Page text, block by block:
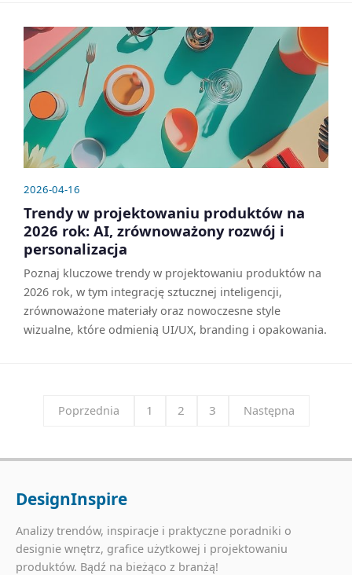
2026-04-16
Trendy w projektowaniu produktów na
2026 rok: AI, zrównoważony rozwój i
personalizacja
Poznaj kluczowe trendy w projektowaniu produktów na
2026 rok, w tym integrację sztucznej inteligencji,
zrównoważone materiały oraz nowoczesne style
wizualne, które odmienią UI/UX, branding i opakowania.
Poprzednia 1 2 3 Następna
DesignInspire
Analizy trendów, inspiracje i praktyczne poradniki o
designie wnętrz, grafice użytkowej i projektowaniu
produktów. Bądź na bieżąco z branżą!